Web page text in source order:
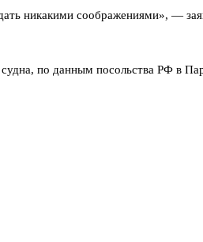
никакими соображениями», —
по данным посольства РФ в